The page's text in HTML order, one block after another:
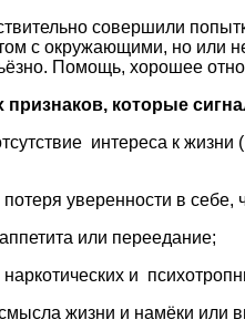
совершили
с окружающими, но или
Помощь, хорошее
которые
интереса к жизни
уверенности в себе,
или переедание;
наркотических и
жизни и намёки или